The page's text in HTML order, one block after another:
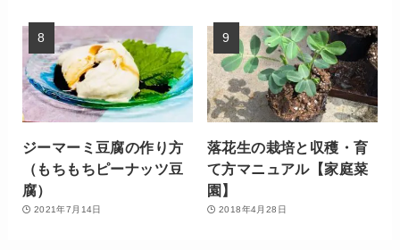
ジーマーミ豆腐の作り方
（もちもちピーナッツ豆
腐）
2021年7月14日
落花生の栽培と収穫・育
て方マニュアル【家庭菜
園】
2018年4月28日